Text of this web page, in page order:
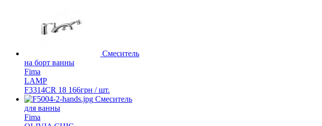
Смеситель
на борт ванны
Fima
LAMP
F3314CR 18 166грн / шт.
Смеситель
для ванны
Fima